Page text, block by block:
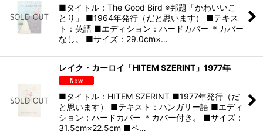
■タイトル：The Good Bird ※邦題「かわいいこ
とり」 ■1964年発行（だと思います） ■テキス
ト：英語 ■エディション：ハードカバー ＊カバー
なし。 ■サイズ：29.0cm×…
レイク・カーロイ「HITEM SZERINT」1977年
■タイトル：HITEM SZERINT ■1977年発行（だ
と思います） ■テキスト：ハンガリー語 ■エディ
ション：ハードカバー ＊カバー付き。 ■サイズ：
31.5cm×22.5cm ■ペ…